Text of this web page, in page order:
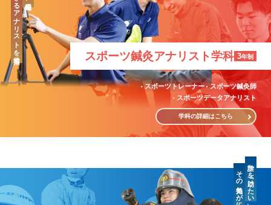
スポーツ鍼灸アナリスト学科 3年制
スポーツトレーナー
スポーツ鍼灸師
スポーツデータアナリスト
学科の詳細はこちら
誰かを「助けたい」
その気持ちが力になる